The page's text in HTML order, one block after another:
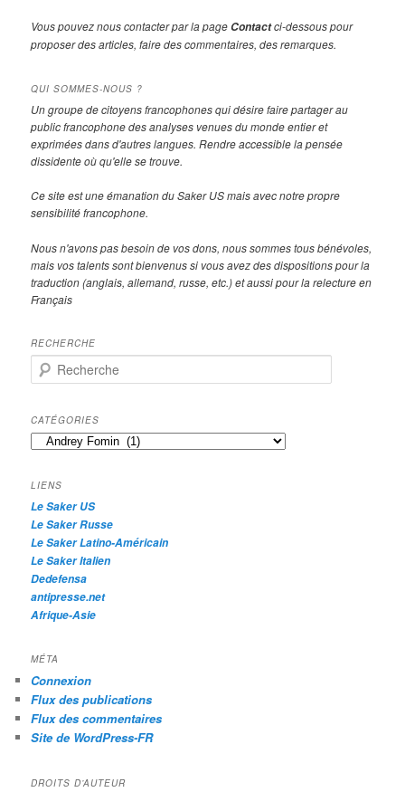
Vous pouvez nous contacter par la page Contactci-dessous pour
proposer des articles, faire des commentaires, des remarques.
QUI SOMMES-NOUS ?
Un groupe de citoyens francophones qui désire faire partager au
public francophone des analyses venues du monde entier et
exprimées dans d'autres langues. Rendre accessible la pensée
dissidente où qu'elle se trouve.
Ce site est une émanation du Saker US mais avec notre propre
sensibilité francophone.
Nous n'avons pas besoin de vos dons, nous sommes tous bénévoles,
mais vos talents sont bienvenus si vous avez des dispositions pour la
traduction (anglais, allemand, russe, etc.) et aussi pour la relecture en
Français
RECHERCHE
e
h
e
r
h
e
CATÉGORIES
Catégories
LIENS
Le Saker US
Le Saker Russe
Le Saker Latino-Américain
Le Saker Italien
Dedefensa
antipresse.net
Afrique-Asie
MÉTA
Connexion
Flux des publications
Flux des commentaires
Site de WordPress-FR
DROITS D’AUTEUR